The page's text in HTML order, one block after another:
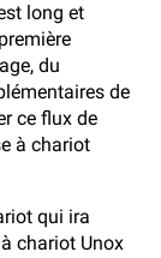
long et
du
de
ce flux de
à chariot
qui ira
chariot Unox